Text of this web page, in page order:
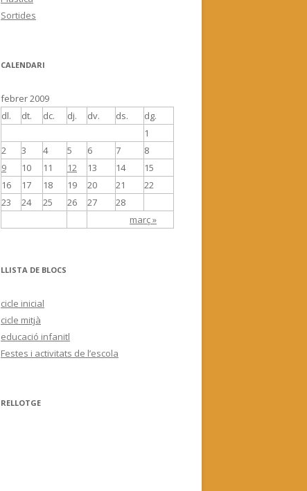
Sortides
CALENDARI
febrer 2009
dl.
dt. dc. dj. dv. ds. dg.
març »
1
2
3 4 5 6 7
8
9
10 11 12 13 14
15
16
17 18 19 20 21
22
23
24 25 26 27 28
LLISTA DE BLOCS
cicle inicial
cicle mitjà
educació infanitl
Festes i activitats de l’escola
RELLOTGE